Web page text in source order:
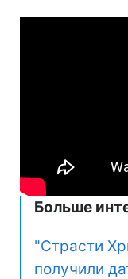
Больше
"Страсти
получили